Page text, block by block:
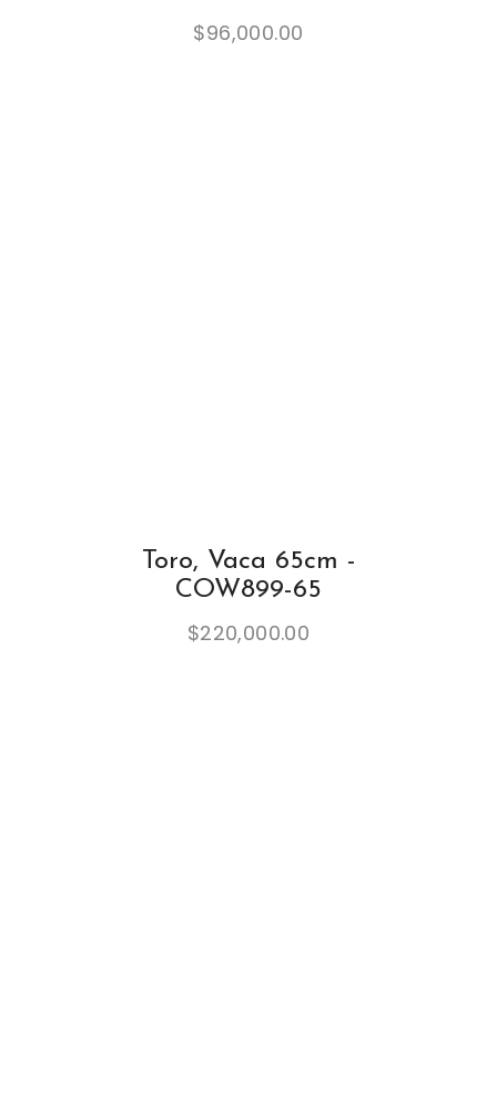
$96,000.00
Toro, Vaca 65cm -
COW899-65
$220,000.00